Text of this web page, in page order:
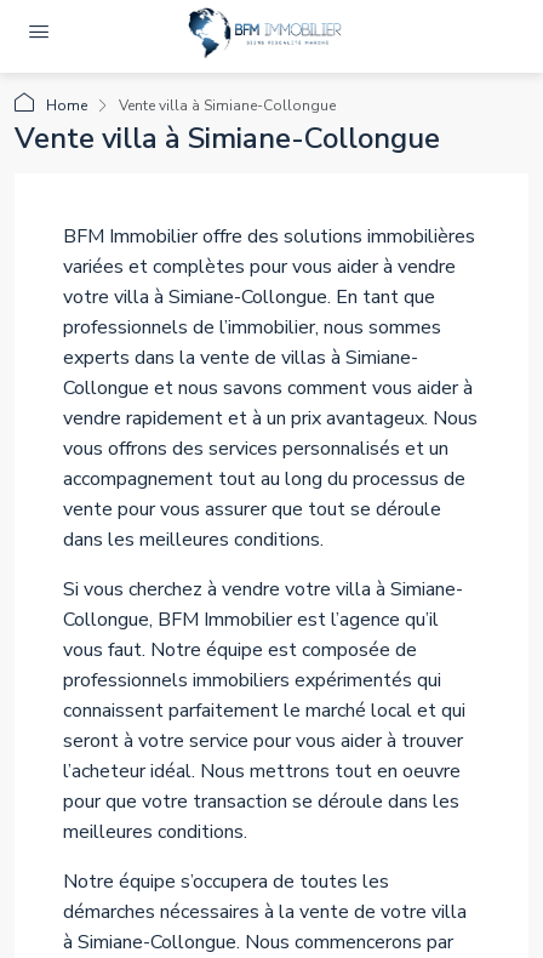
Home Vente villa à Simiane-Collongue
Vente villa à Simiane-Collongue
BFM Immobilier offre des solutions immobilières
variées et complètes pour vous aider à vendre
votre villa à Simiane-Collongue. En tant que
professionnels de l’immobilier, nous sommes
experts dans la vente de villas à Simiane-
Collongue et nous savons comment vous aider à
vendre rapidement et à un prix avantageux. Nous
vous offrons des services personnalisés et un
accompagnement tout au long du processus de
vente pour vous assurer que tout se déroule
dans les meilleures conditions.
Si vous cherchez à vendre votre villa à Simiane-
Collongue, BFM Immobilier est l’agence qu’il
vous faut. Notre équipe est composée de
professionnels immobiliers expérimentés qui
connaissent parfaitement le marché local et qui
seront à votre service pour vous aider à trouver
l’acheteur idéal. Nous mettrons tout en oeuvre
pour que votre transaction se déroule dans les
meilleures conditions.
Notre équipe s’occupera de toutes les
démarches nécessaires à la vente de votre villa
à Simiane-Collongue. Nous commencerons par